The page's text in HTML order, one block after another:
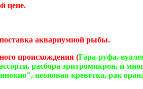
цене.
аквариумной рыбы.
происхождения (Гара-руфа,
расбора эритромикрон, и
неоновая креветка, рак